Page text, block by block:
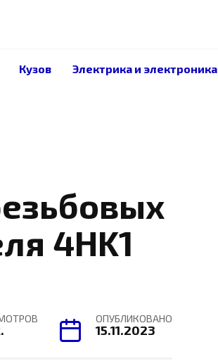
Кузов Электрика и электроника
4HK1
ОПУБЛИКОВАНО
15.11.2023